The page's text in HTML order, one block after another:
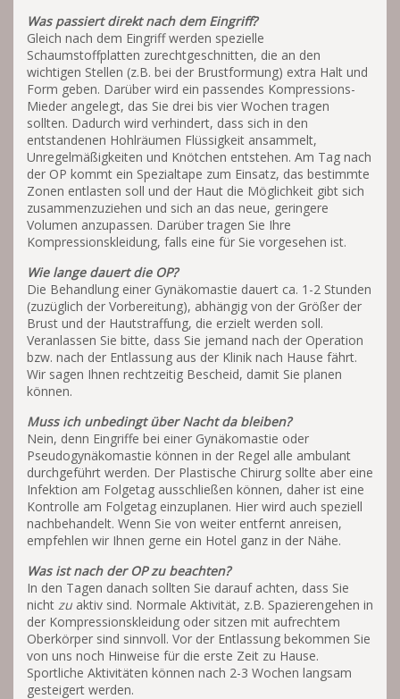
Was passiert direkt nach dem Eingriff?
Gleich nach dem Eingriff werden spezielle
Schaumstoffplatten zurechtgeschnitten, die an den
wichtigen Stellen (z.B. bei der Brustformung) extra Halt und
Form geben. Darüber wird ein passendes Kompressions-
Mieder angelegt, das Sie drei bis vier Wochen tragen
sollten. Dadurch wird verhindert, dass sich in den
entstandenen Hohlräumen Flüssigkeit ansammelt,
Unregelmäßigkeiten und Knötchen entstehen. Am Tag nach
der OP kommt ein Spezialtape zum Einsatz, das bestimmte
Zonen entlasten soll und der Haut die Möglichkeit gibt sich
zusammenzuziehen und sich an das neue, geringere
Volumen anzupassen. Darüber tragen Sie Ihre
Kompressionskleidung, falls eine für Sie vorgesehen ist.
Wie lange dauert die OP?
Die Behandlung einer Gynäkomastie dauert ca. 1-2 Stunden
(zuzüglich der Vorbereitung), abhängig von der Größer der
Brust und der Hautstraffung, die erzielt werden soll.
Veranlassen Sie bitte, dass Sie jemand nach der Operation
bzw. nach der Entlassung aus der Klinik nach Hause fährt.
Wir sagen Ihnen rechtzeitig Bescheid, damit Sie planen
können.
Muss ich unbedingt über Nacht da bleiben?
Nein, denn Eingriffe bei einer Gynäkomastie oder
Pseudogynäkomastie können in der Regel alle ambulant
durchgeführt werden. Der Plastische Chirurg sollte aber eine
Infektion am Folgetag ausschließen können, daher ist eine
Kontrolle am Folgetag einzuplanen. Hier wird auch speziell
nachbehandelt. Wenn Sie von weiter entfernt anreisen,
empfehlen wir Ihnen gerne ein Hotel ganz in der Nähe.
Was ist nach der OP zu beachten?
In den Tagen danach sollten Sie darauf achten, dass Sie
nicht zu aktiv sind. Normale Aktivität, z.B. Spazierengehen in
der Kompressionskleidung oder sitzen mit aufrechtem
Oberkörper sind sinnvoll. Vor der Entlassung bekommen Sie
von uns noch Hinweise für die erste Zeit zu Hause.
Sportliche Aktivitäten können nach 2-3 Wochen langsam
gesteigert werden.